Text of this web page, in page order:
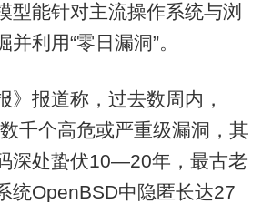
型能针对主流操作系统与浏
利用“零日漏洞”。
报道称，过去数周内，
千个高危或严重级漏洞，其
深处蛰伏10—20年，最古老
统OpenBSD中隐匿长达27